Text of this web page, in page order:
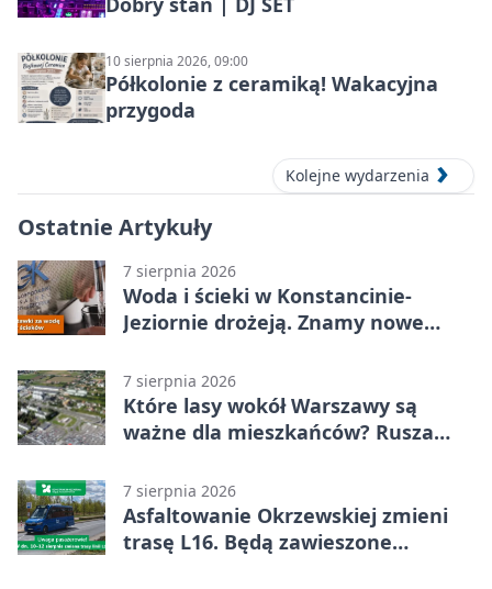
10 sierpnia 2026, 09:00
Półkolonie z ceramiką! Wakacyjna
przygoda
Kolejne wydarzenia
Ostatnie Artykuły
7 sierpnia 2026
Woda i ścieki w Konstancinie-
Jeziornie drożeją. Znamy nowe
7 sierpnia 2026
Które lasy wokół Warszawy są
ważne dla mieszkańców? Rusza
7 sierpnia 2026
Asfaltowanie Okrzewskiej zmieni
trasę L16. Będą zawieszone